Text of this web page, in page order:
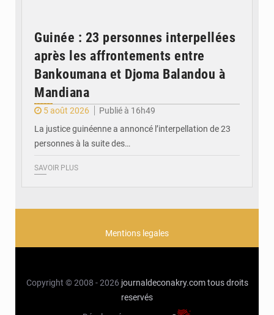
Guinée : 23 personnes interpellées
après les affrontements entre
Bankoumana et Djoma Balandou à
Mandiana
5 août 2026
Publié à 16h49
La justice guinéenne a annoncé l’interpellation de 23
personnes à la suite des…
SAVOIR PLUS
Mentions legales
Copyright © 2008 - 2026 journaldeconakry.com tous droits
reservés